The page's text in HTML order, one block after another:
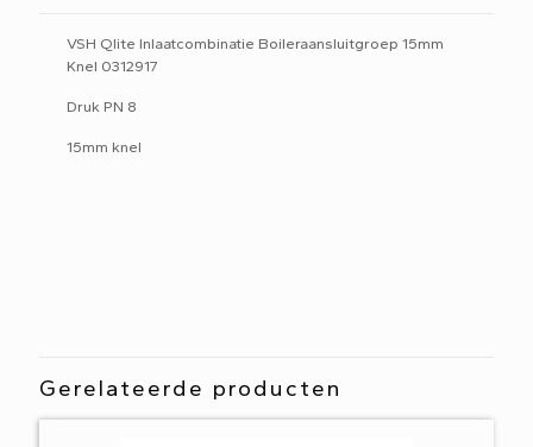
VSH Qlite Inlaatcombinatie Boileraansluitgroep 15mm
Knel 0312917
Druk PN 8
15mm knel
Gerelateerde producten